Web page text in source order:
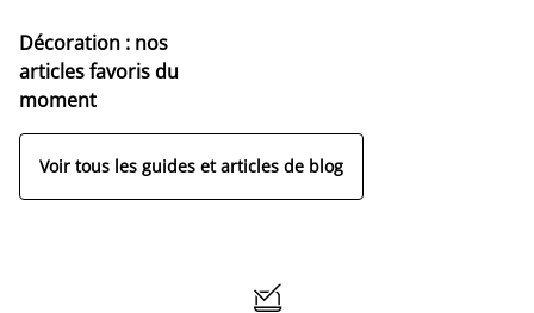
Décoration : nos
articles favoris du
moment
Voir tous les guides et articles de blog
